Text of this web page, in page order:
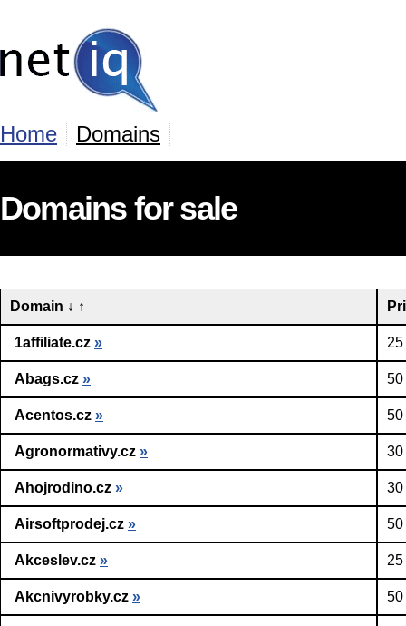
Home Domains
Domains for sale
Domain ↓ ↑
1affiliate.cz »
Abags.cz » 50
Acentos.cz » 50
Agronormativy.cz » 30
Ahojrodino.cz » 30
Airsoftprodej.cz » 50
Akceslev.cz »
Akcnivyrobky.cz » 50